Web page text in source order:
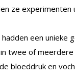
ze
een unieke
twee of
bloeddruk en